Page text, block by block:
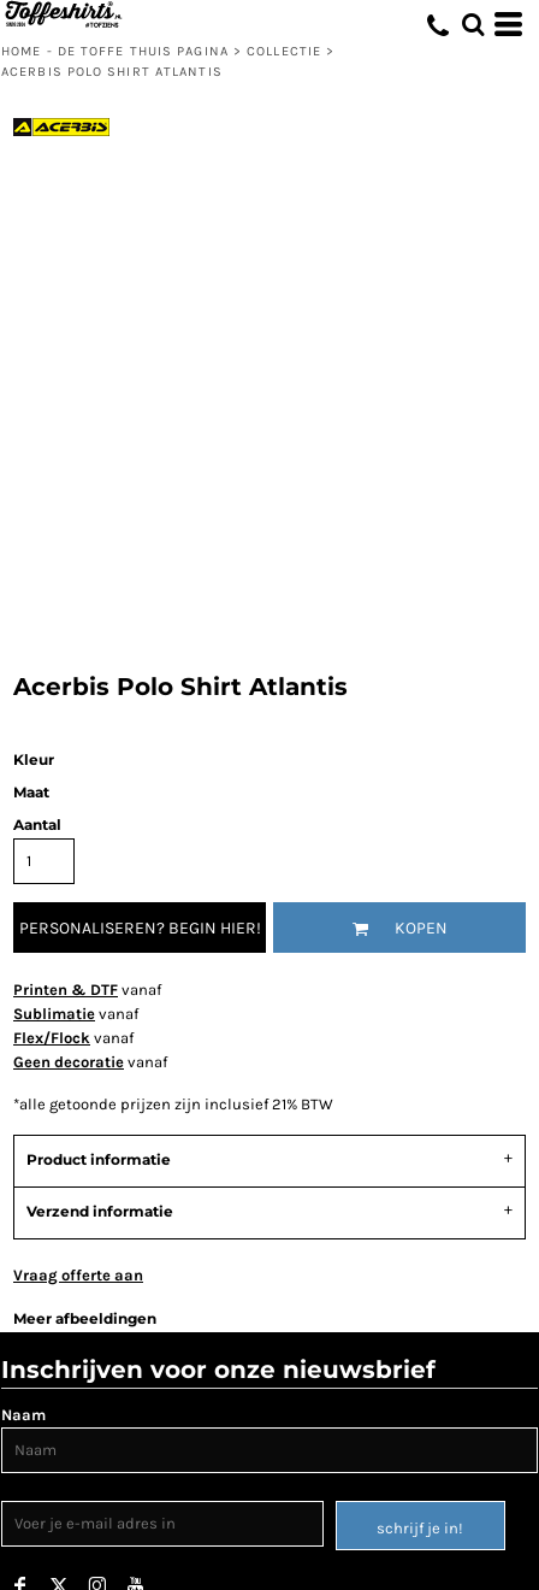
HOME - DE TOFFE THUIS PAGINA > COLLECTIE >
ACERBIS POLO SHIRT ATLANTIS
Acerbis Polo Shirt Atlantis
Kleur
Maat
Aantal
PERSONALISEREN? BEGIN HIER! KOPEN
Printen & DTF vanaf
Sublimatie vanaf
Flex/Flock vanaf
Geen decoratie vanaf
*alle getoonde prijzen zijn inclusief 21% BTW
Product informatie
Verzend informatie
Vraag offerte aan
Meer afbeeldingen
Inschrijven voor onze nieuwsbrief
Naam
schrijf je in!